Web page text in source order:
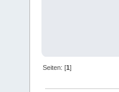
Seiten: [1]